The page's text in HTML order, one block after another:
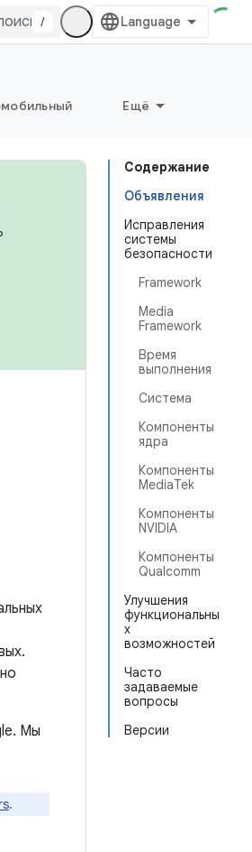
/
Ещё
Содержание
Объявления
Исправления
системы
безопасности
Framework
Media
Framework
Время
выполнения
Система
Компоненты
ядра
Компоненты
MediaTek
Компоненты
NVIDIA
Компоненты
Qualcomm
Улучшения
функциональны
х
возможностей
Часто
задаваемые
вопросы
Версии
Мы
.